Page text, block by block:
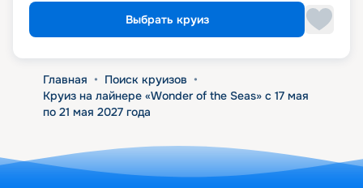
Выбрать круиз
Главная • Поиск круизов •
Круиз на лайнере «Wonder of the Seas» с 17 мая
по 21 мая 2027 года